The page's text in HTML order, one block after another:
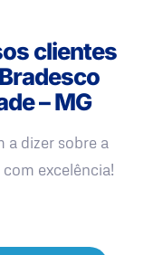
clientes
– MG
a dizer sobre a
excelência!